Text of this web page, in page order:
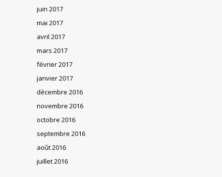
juin 2017
mai 2017
avril 2017
mars 2017
février 2017
janvier 2017
décembre 2016
novembre 2016
octobre 2016
septembre 2016
août 2016
juillet 2016